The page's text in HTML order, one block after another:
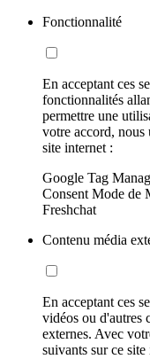
Fonctionnalité
En acceptant ces
fonctionnalités
permettre une
votre accord, nous
site internet :
Google Tag
Consent Mode de
Freshchat
Contenu média
En acceptant ces
vidéos ou d'autres
externes. Avec
suivants sur ce site